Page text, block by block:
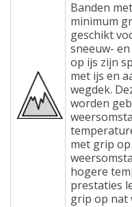
Banden
minimum
geschikt
sneeuw-
op ijs zijn
met ijs en
wegdek.
worden
met grip
hogere
prestaties
grip op nat